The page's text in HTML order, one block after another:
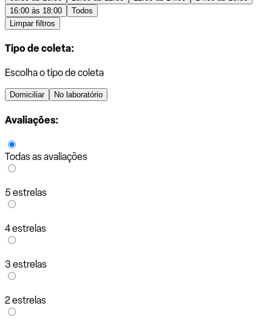
16:00 às 18:00
Todos
Limpar filtros
Tipo de coleta:
Escolha o tipo de coleta
Domiciliar No laboratório
Avaliações:
Todas as avaliações
5 estrelas
4 estrelas
3 estrelas
2 estrelas